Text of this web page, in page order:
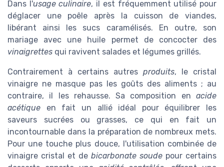
Dans l'usage culinaire, il est fréquemment utilisé pour
déglacer une poêle après la cuisson de viandes,
libérant ainsi les sucs caramélisés. En outre, son
mariage avec une huile permet de concocter des
vinaigrettes qui ravivent salades et légumes grillés.
Contrairement à certains autres produits, le cristal
vinaigre ne masque pas les goûts des aliments ; au
contraire, il les rehausse. Sa composition en acide
acétique en fait un allié idéal pour équilibrer les
saveurs sucrées ou grasses, ce qui en fait un
incontournable dans la préparation de nombreux mets.
Pour une touche plus douce, l'utilisation combinée de
vinaigre cristal et de bicarbonate soude pour certains